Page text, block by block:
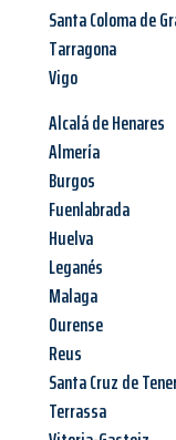
Santa Coloma de
Tarragona
Vigo
Alcalá de Henares
Almería
Burgos
Fuenlabrada
Huelva
Leganés
Malaga
Ourense
Reus
Santa Cruz de
Terrassa